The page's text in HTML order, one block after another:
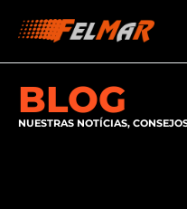
BLOG
NUESTRAS NOTÍCIAS,